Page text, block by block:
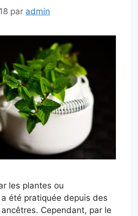
par admin
les plantes ou
été pratiquée depuis des
Cependant, par le